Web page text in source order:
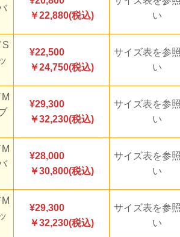
￥22,880(税込)
い
S
22,500
￥24,750(税込)
サイズ表を参
い
29,300
￥32,230(税込)
サイズ表を参
い
28,000
￥30,800(税込)
サイズ表を参
い
29,300
￥32,230(税込)
サイズ表を参
い